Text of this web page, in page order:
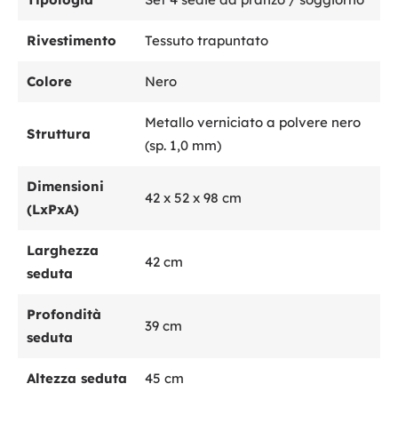
Rivestimento Tessuto trapuntato
Colore Nero
Struttura
Metallo verniciato a polvere nero
(sp. 1,0 mm)
Dimensioni
(LxPxA)
42 x 52 x 98 cm
Larghezza
seduta
42 cm
Profondità
seduta
39 cm
Altezza seduta 45 cm